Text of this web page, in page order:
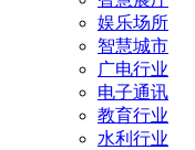
娱乐场所
智慧城市
广电行业
电子通讯
教育行业
水利行业